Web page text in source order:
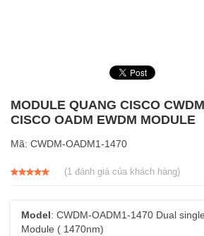
MODULE QUANG CISCO
CISCO OADM EWDM MODULE
Mã: CWDM-OADM1-1470
(1đánh giá của khách hàng)
Model: CWDM-OADM1-1470 Dual
Module ( 1470nm)